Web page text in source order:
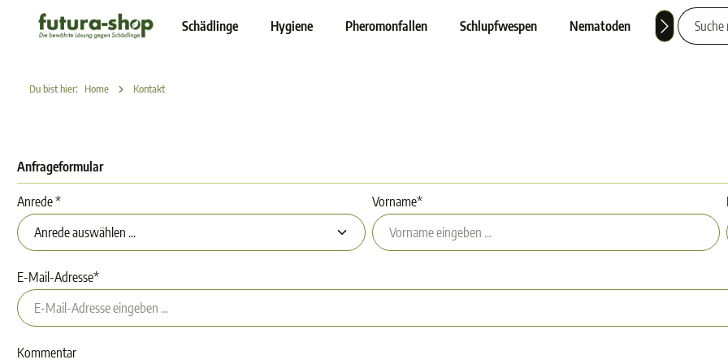
springen Schädlinge Hygiene Pheromonfallen Schlupfwespen Nematoden Nützlinge
Du bist hier: Home Kontakt
Anfrageformular
Anrede * Vorname*
E-Mail-Adresse*
Kommentar